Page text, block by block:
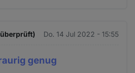
Do. 14 Jul 2022 - 15:55
genug